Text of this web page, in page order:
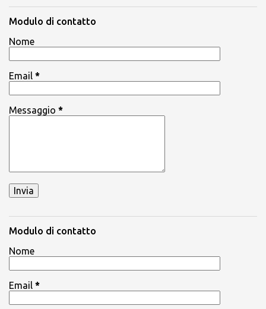
Modulo di contatto
Nome
Email *
Messaggio *
Modulo di contatto
Nome
Email *